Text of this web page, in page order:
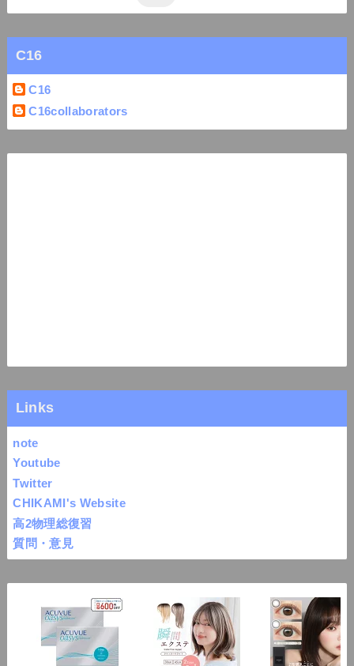
C16
C16
C16collaborators
Links
note
Youtube
Twitter
CHIKAMI's Website
高2物理総復習
質問・意見